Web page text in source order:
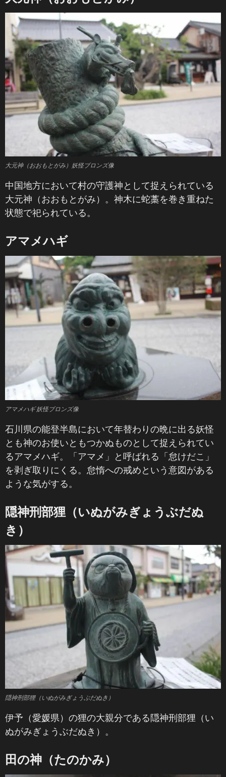
大元神（おおもとがみ）妖怪ブロンズ像
中国地方において村の守護神として捉えられている
大元神（おおもとがみ）。神木に蛇藁を巻き重ねた
状態で祀られている。
アマメハギ
アマメハギ 妖怪ブロンズ像
石川県の能登半島において年替わりの晩に出る妖怪
とも神のお使いともつかぬものとして捉えられてい
るアマメハギ。「アマメ」と呼ばれる「怠けだこ」
を剥ぎ取りにくる。怠惰への戒めという意図がある
ような気がする。
隠神刑部狸（いぬがみぎょうぶだぬ
き）
隠神刑部狸（いぬがみぎょうぶだぬき）
伊予（愛媛県）の狸の大親分である隠神刑部狸（い
ぬがみぎょうぶだぬき）。
田の神（たのかみ）